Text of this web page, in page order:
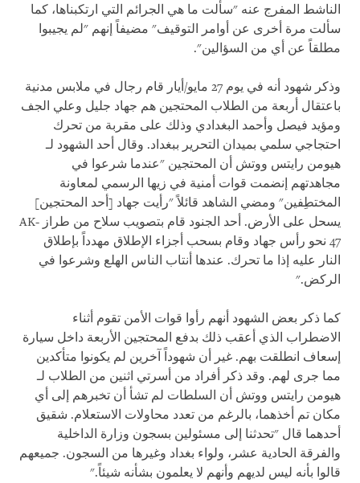
الناشط المفرج عنه "سألت ما هي الجرائم التي ارتكبناها، كما
سألت مرة أخرى عن أوامر التوقيف" مضيفاً إنهم "لم يجيبوا
مطلقاً عن أي من السؤالين".
وذكر شهود أنه في يوم 27 مايو/أيار قام رجال في ملابس مدنية
باعتقال أربعة من الطلاب المحتجين هم جهاد جليل وعلي الجف
ومؤيد فيصل وأحمد البغدادي وذلك على مقربة من تحرك
احتجاجي سلمي بميدان التحرير ببغداد. وقال أحد الشهود لـ
هيومن رايتس ووتش أن المحتجين "عندما شرعوا في
مجاهدتهم إنضمت قوات أمنية في زيها الرسمي لمعاونة
المختطِفين" ومضي الشاهد قائلاً "رأيت جهاد [أحد المحتجين]
يسحل على الأرض. أحد الجنود قام بتصويب سلاح من طراز AK-
47 نحو رأس جهاد وقام بسحب أجزاء الإطلاق مهدداً بإطلاق
النار عليه إذا ما تحرك. عندها أنتاب الناس الهلع وشرعوا في
الركض."
كما ذكر بعض الشهود أنهم رأوا قوات الأمن تقوم أثناء
الاضطراب الذي أعقب ذلك بدفع المحتجين الأربعة داخل سيارة
إسعاف انطلقت بهم. غير أن شهوداً آخرين لم يكونوا متأكدين
مما جرى لهم. وقد ذكر أفراد من أسرتي اثنين من الطلاب لـ
هيومن رايتس ووتش أن السلطات لم تشأ أن تخبرهم إلى أي
مكان تم أخذهما، بالرغم من تعدد محاولات الاستعلام. شقيق
أحدهما قال "تحدثنا إلى مسئولين بسجون وزارة الداخلية
والفرقة الحادية عشر، ولواء بغداد وغيرها من السجون. جميعهم
قالوا بأنه ليس لديهم وأنهم لا يعلمون بشأنه شيئاً."